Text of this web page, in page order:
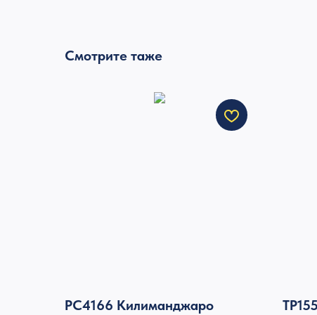
Смотрите таже
РС4166 Килиманджаро